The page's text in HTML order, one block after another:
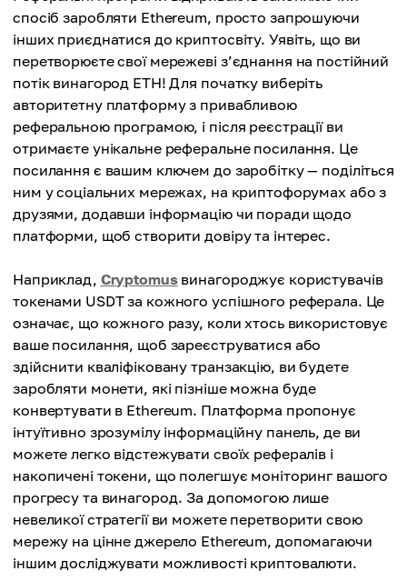
спосіб заробляти Ethereum, просто запрошуючи
інших приєднатися до криптосвіту. Уявіть, що ви
перетворюєте свої мережеві з’єднання на постійний
потік винагород ETH! Для початку виберіть
авторитетну платформу з привабливою
реферальною програмою, і після реєстрації ви
отримаєте унікальне реферальне посилання. Це
посилання є вашим ключем до заробітку — поділіться
ним у соціальних мережах, на криптофорумах або з
друзями, додавши інформацію чи поради щодо
платформи, щоб створити довіру та інтерес.
Наприклад, Cryptomusвинагороджує користувачів
токенами USDT за кожного успішного реферала. Це
означає, що кожного разу, коли хтось використовує
ваше посилання, щоб зареєструватися або
здійснити кваліфіковану транзакцію, ви будете
заробляти монети, які пізніше можна буде
конвертувати в Ethereum. Платформа пропонує
інтуїтивно зрозумілу інформаційну панель, де ви
можете легко відстежувати своїх рефералів і
накопичені токени, що полегшує моніторинг вашого
прогресу та винагород. За допомогою лише
невеликої стратегії ви можете перетворити свою
мережу на цінне джерело Ethereum, допомагаючи
іншим досліджувати можливості криптовалюти.